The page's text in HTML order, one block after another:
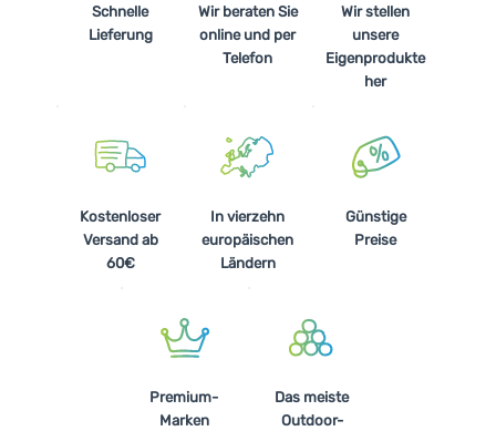
Schnelle
Lieferung
Wir beraten Sie
online und per
Telefon
Wir stellen
unsere
Eigenprodukte
her
Kostenloser
Versand ab
60€
In vierzehn
europäischen
Ländern
Günstige
Preise
Premium-
Marken
Das meiste
Outdoor-